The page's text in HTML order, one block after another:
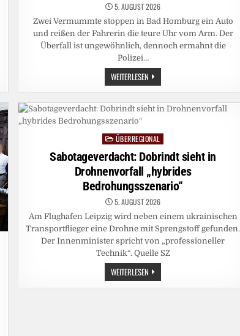
5. AUGUST 2026
Zwei Vermummte stoppen in Bad Homburg ein Auto
und reißen der Fahrerin die teure Uhr vom Arm. Der
Überfall ist ungewöhnlich, dennoch ermahnt die
Polizei…
WEITERLESEN ÜBERFALL
IM
EIGENEN
POLIZEI
RÄT,
AUTOTÜREN
UNTERWEGS
ZU
VERRIEGELN
PostedÜBERREGIONAL
Sabotageverdacht: Dobrindt sieht in
Drohnenvorfall „hybrides
Bedrohungsszenario“
5. AUGUST 2026
Am Flughafen Leipzig wird neben einem ukrainischen
Transportflieger eine Drohne mit Sprengstoff gefunden.
Der Innenminister spricht von „professioneller
Technik“. Quelle SZ
WEITERLESEN SABOTAGEVERDACHT:
DOBRINDT
SIEHT